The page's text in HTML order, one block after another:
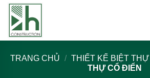
Bỏ
qua
TRANG CHỦ / THIẾT KẾ BIỆT THỰ
THỰ CỔ ĐIỂN